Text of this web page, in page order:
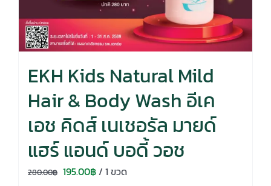
EKH Kids Natural Mild
Hair & Body Wash อีเค
เอช คิดส์ เนเชอรัล มายด์
แฮร์ แอนด์ บอดี้ วอช
280.00฿ Original
195.00฿Current
/ 1 ขวด